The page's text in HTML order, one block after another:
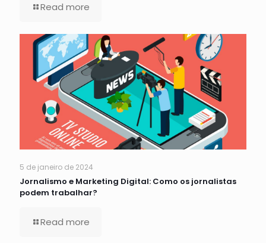
Read more
5 de janeiro de 2024
Jornalismo e Marketing Digital: Como os jornalistas
podem trabalhar?
Read more